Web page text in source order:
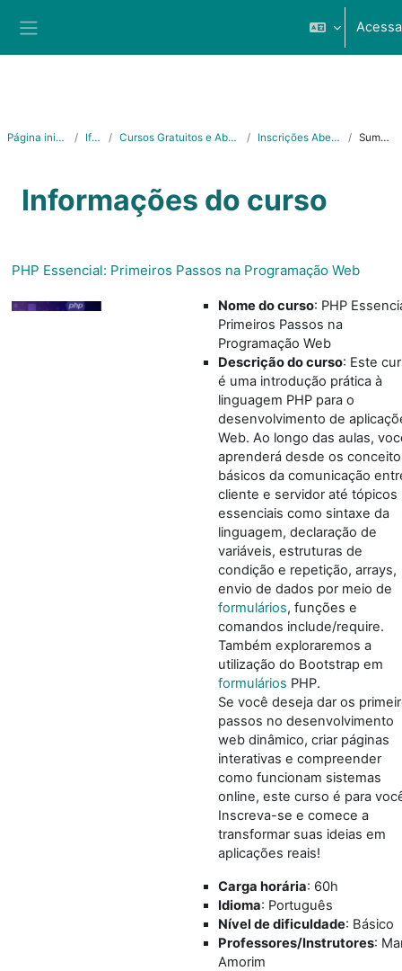
Página inicial Ifes Cursos Gratuitos e Abertos Inscrições Abertas Sumário
Informações do curso
PHP Essencial: Primeiros Passos na Programação Web
Nome do curso: PHP
Primeiros Passos na
Programação Web
Descrição do curso: Este
é uma introdução prática à
linguagem PHP para o
desenvolvimento de
Web. Ao longo das aulas,
aprenderá desde os
básicos da comunicação
cliente e servidor até tópicos
essenciais como sintaxe da
linguagem, declaração de
variáveis, estruturas de
condição e repetição, arrays,
envio de dados por meio de
formulários, funções e
comandos include/require.
Também exploraremos a
utilização do Bootstrap em
formulários PHP.
Se você deseja dar os
passos no desenvolvimento
web dinâmico, criar páginas
interativas e compreender
como funcionam sistemas
online, este curso é para
Inscreva-se e comece a
transformar suas ideias em
aplicações reais!
Carga horária: 60h
Idioma: Português
Nível de dificuldade: Básico
Professores/Instrutores:
Amorim